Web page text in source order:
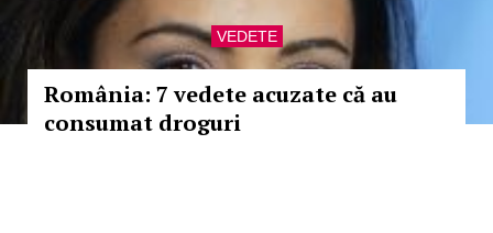
VEDETE
România: 7 vedete acuzate că au
consumat droguri